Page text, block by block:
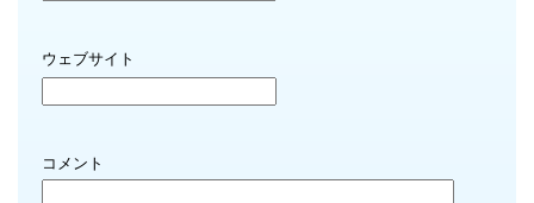
ウェブサイト
コメント